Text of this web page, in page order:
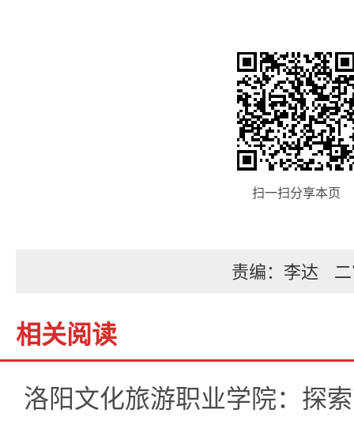
扫一扫分享本页
责编：李达
相关阅读
洛阳文化旅游职业学院：探